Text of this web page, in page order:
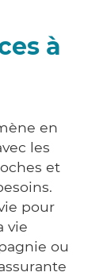
à
en
les
et
pour
vie
ou